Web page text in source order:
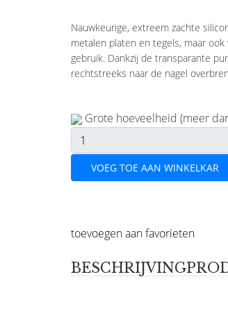
Nauwkeurige, extreem zachte
metalen platen en tegels, maar
gebruik. Dankzij de transparante
rechtstreeks naar de nagel
Grote hoeveelheid (meer
VOEG TOE AAN WINKELKAR
toevoegen aan favorieten
BESCHRIJVING